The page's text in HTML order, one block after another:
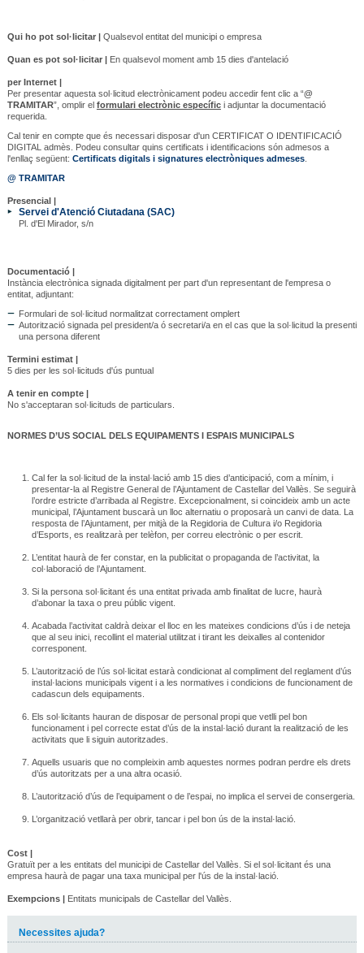
Qui ho pot sol·licitar | Qualsevol entitat del municipi o empresa
Quan es pot sol·licitar | En qualsevol moment amb 15 dies d'antelació
per Internet |
Per presentar aquesta sol·licitud electrònicament podeu accedir fent clic a “@
TRAMITAR”, omplir el formulari electrònic específic i adjuntar la documentació
requerida.
Cal tenir en compte que és necessari disposar d'un CERTIFICAT O IDENTIFICACIÓ
DIGITAL admès. Podeu consultar quins certificats i identificacions són admesos a
l'enllaç següent: Certificats digitals i signatures electròniques admeses.
@ TRAMITAR
Presencial |
Servei d'Atenció Ciutadana (SAC)
Pl. d'El Mirador, s/n
Documentació |
Instància electrònica signada digitalment per part d'un representant de l'empresa o
entitat, adjuntant:
Formulari de sol·licitud normalitzat correctament omplert
Autorització signada pel president/a ó secretari/a en el cas que la sol·licitud la presenti
una persona diferent
Termini estimat |
5 dies per les sol·licituds d'ús puntual
A tenir en compte |
No s'acceptaran sol·licituds de particulars.
NORMES D’US SOCIAL DELS EQUIPAMENTS I ESPAIS MUNICIPALS
Cal fer la sol·licitud de la instal·lació amb 15 dies d’anticipació, com a mínim, i
presentar-la al Registre General de l’Ajuntament de Castellar del Vallès. Se seguirà
l’ordre estricte d’arribada al Registre. Excepcionalment, si coincideix amb un acte
municipal, l’Ajuntament buscarà un lloc alternatiu o proposarà un canvi de data. La
resposta de l’Ajuntament, per mitjà de la Regidoria de Cultura i/o Regidoria
d’Esports, es realitzarà per telèfon, per correu electrònic o per escrit.
L’entitat haurà de fer constar, en la publicitat o propaganda de l’activitat, la
col·laboració de l’Ajuntament.
Si la persona sol·licitant és una entitat privada amb finalitat de lucre, haurà
d’abonar la taxa o preu públic vigent.
Acabada l’activitat caldrà deixar el lloc en les mateixes condicions d’ús i de neteja
que al seu inici, recollint el material utilitzat i tirant les deixalles al contenidor
corresponent.
L’autorització de l’ús sol·licitat estarà condicionat al compliment del reglament d’ús
instal·lacions municipals vigent i a les normatives i condicions de funcionament de
cadascun dels equipaments.
Els sol·licitants hauran de disposar de personal propi que vetlli pel bon
funcionament i pel correcte estat d’ús de la instal·lació durant la realització de les
activitats que li siguin autoritzades.
Aquells usuaris que no compleixin amb aquestes normes podran perdre els drets
d’ús autoritzats per a una altra ocasió.
L’autorització d’ús de l’equipament o de l’espai, no implica el servei de consergeria.
L’organització vetllarà per obrir, tancar i pel bon ús de la instal·lació.
Cost |
Gratuït per a les entitats del municipi de Castellar del Vallès. Si el sol·licitant és una
empresa haurà de pagar una taxa municipal per l'ús de la instal·lació.
Exempcions | Entitats municipals de Castellar del Vallès.
Necessites ajuda?